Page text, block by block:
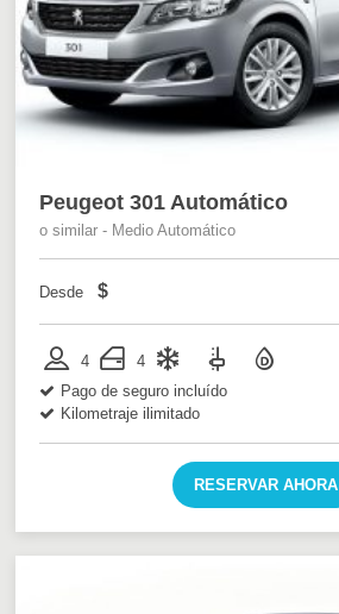
Peugeot 301 Automático
o similar - Medio Automático
Desde $
4
4
Pago de seguro incluído
Kilometraje ilimitado
RESERVAR AHORA